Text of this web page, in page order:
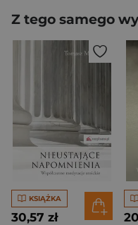
Z tego samego
KSIĄŻKA
30,57 zł